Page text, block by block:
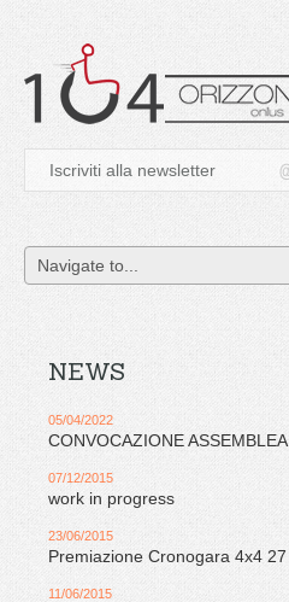
NEWS
05/04/2022
CONVOCAZIONE
07/12/2015
work in progress
23/06/2015
Premiazione Cronogara 4x4
11/06/2015